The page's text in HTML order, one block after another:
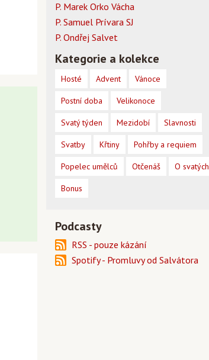
P. Marek Orko Vácha
P. Samuel Prívara SJ
P. Ondřej Salvet
Kategorie a kolekce
Hosté Advent Vánoce
Postní doba Velikonoce
Svatý týden Mezidobí Slavnosti
Svatby Křtiny Pohřby a requiem
Popelec umělců Otčenáš O svatých
Bonus
Podcasty
RSS - pouze kázání
Spotify - Promluvy od Salvátora